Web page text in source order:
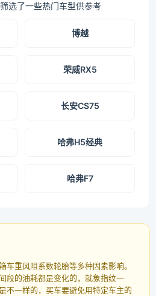
选了一些热门车型供参考
博越
荣威RX5
长安CS75
哈弗H5经典
哈弗F7
车重风阻系数轮胎等多种因素影响。
段的油耗都是变化的，就象指纹一
不一样的，买车要避免用特定车主的